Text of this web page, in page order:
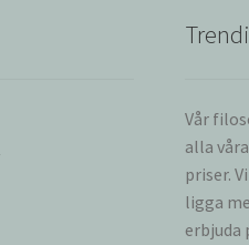
Vår
alla
priser.
ligga
erbjuda